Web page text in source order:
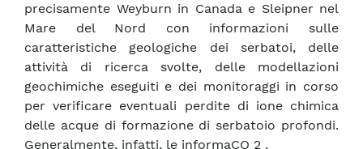
precisamente Weyburn in Canada e Sleipner nel
Mare del Nord con informazioni sulle
caratteristiche geologiche dei serbatoi, delle
attività di ricerca svolte, delle modellazioni
geochimiche eseguiti e dei monitoraggi in corso
per verificare eventuali perdite di ione chimica
delle acque di formazione di serbatoio profondi.
Generalmente, infatti, le informaCO 2 .